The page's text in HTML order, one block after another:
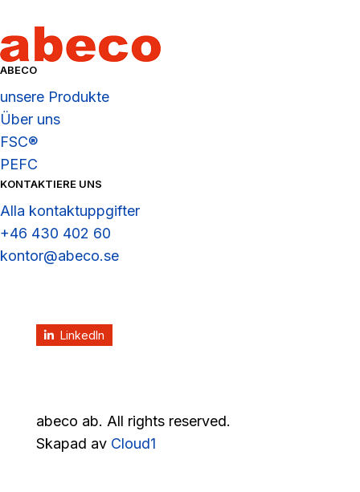
ABECO
unsere Produkte
Über uns
FSC®
PEFC
KONTAKTIERE UNS
Alla kontaktuppgifter
+46 430 402 60
kontor@abeco.se
LinkedIn
abeco ab. All rights reserved.
Skapad av Cloud1